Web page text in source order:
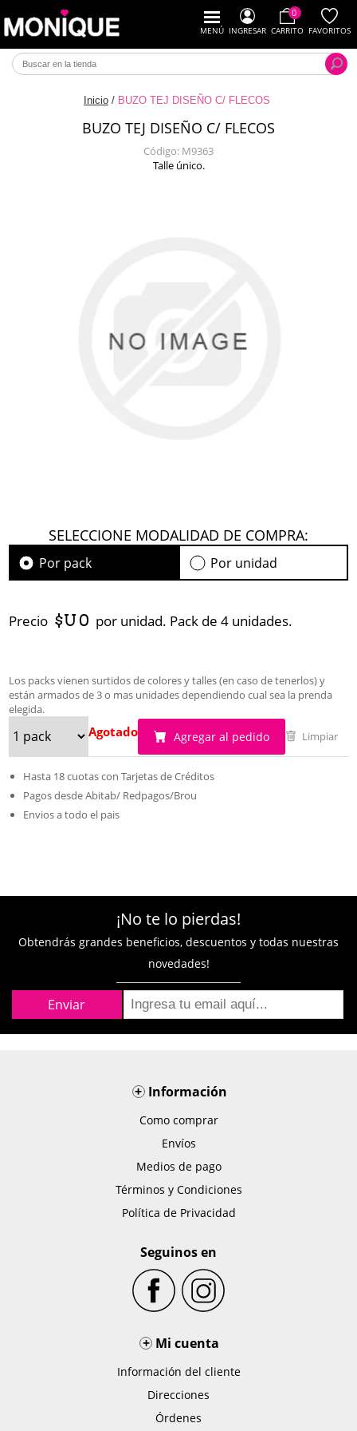
MENÚ INGRESAR
0
CARRITO FAVORITOS
Inicio / BUZO TEJ DISEÑO C/ FLECOS
BUZO TEJ DISEÑO C/ FLECOS
Código: M9363
Talle único.
SELECCIONE MODALIDAD DE COMPRA:
Por pack Por unidad
Precio $U 0 por unidad. Pack de 4 unidades.
Los packs vienen surtidos de colores y talles (en caso de tenerlos) y
están armados de 3 o mas unidades dependiendo cual sea la prenda
elegida.
Agotado Agregar al pedido Limpiar
Hasta 18 cuotas con Tarjetas de Créditos
Pagos desde Abitab/ Redpagos/Brou
Envios a todo el pais
¡No te lo pierdas!
Obtendrás grandes beneficios, descuentos y todas nuestras
novedades!
+Información
Como comprar
Envíos
Medios de pago
Términos y Condiciones
Política de Privacidad
Seguinos en
+ Mi cuenta
Información del cliente
Direcciones
Órdenes